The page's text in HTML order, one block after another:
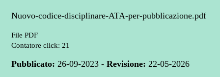
Nuovo-codice-disciplinare-ATA-per-pubblicazione.pdf
File PDF
Contatore click: 21
Pubblicato: 26-09-2023 - Revisione: 22-05-2026